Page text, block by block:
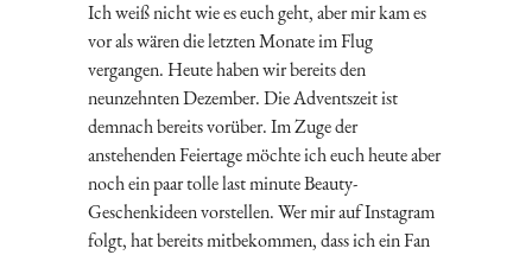
Ich weiß nicht wie es euch geht, aber mir kam es
vor als wären die letzten Monate im Flug
vergangen. Heute haben wir bereits den
neunzehnten Dezember. Die Adventszeit ist
demnach bereits vorüber. Im Zuge der
anstehenden Feiertage möchte ich euch heute aber
noch ein paar tolle last minute Beauty-
Geschenkideen vorstellen. Wer mir auf Instagram
folgt, hat bereits mitbekommen, dass ich ein Fan